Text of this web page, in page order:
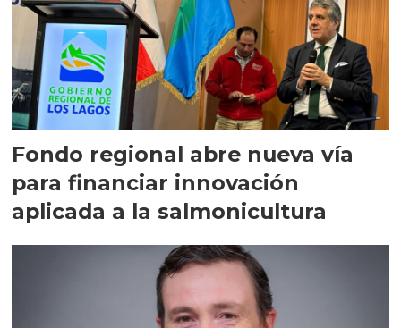
Fondo regional abre nueva vía
para financiar innovación
aplicada a la salmonicultura